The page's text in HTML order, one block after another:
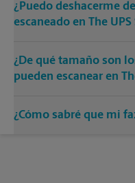
¿Puedo deshacerme
escaneado en The UPS
documento o medio que
¿De qué tamaño son
pueden escanear en
llámenos al (630) 828-
¿Cómo sabré que mi